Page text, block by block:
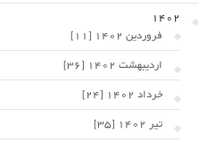
1402
فروردین 1402 [11]
اردیبهشت 1402 [36]
خرداد 1402 [24]
تیر 1402 [35]